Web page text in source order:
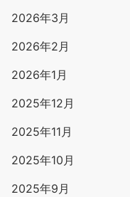
2026年3月
2026年2月
2026年1月
2025年12月
2025年11月
2025年10月
2025年9月